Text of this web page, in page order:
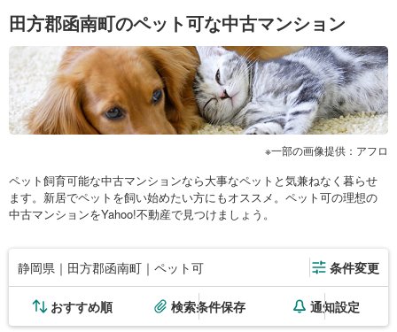
田方郡函南町のペット可な中古マンション
一部の画像提供：アフロ
ペット飼育可能な中古マンションなら大事なペットと気兼ねなく暮らせ
ます。新居でペットを飼い始めたい方にもオススメ。ペット可の理想の
中古マンションをYahoo!不動産で見つけましょう。
静岡県｜田方郡函南町｜ペット可 条件変更
おすすめ順 検索条件保存 通知設定